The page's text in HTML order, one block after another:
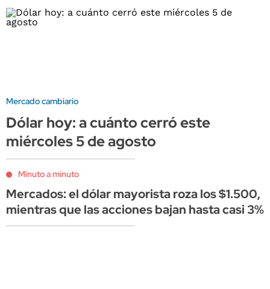
Mercado cambiario
Dólar hoy: a cuánto cerró este
miércoles 5 de agosto
Minuto a minuto
Mercados: el dólar mayorista roza los $1.500,
mientras que las acciones bajan hasta casi 3%